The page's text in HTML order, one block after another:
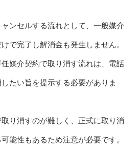
ンセルする流れとして、一般媒介
で完了し解消金も発生しません。
媒介契約で取り消す流れは、電話
たい旨を提示する必要がありま
り消すのが難しく、正式に取り消
能性もあるため注意が必要です。